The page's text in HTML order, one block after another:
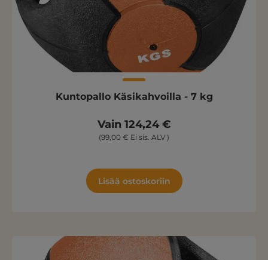
Kuntopallo Käsikahvoilla - 7 kg
Vain 124,24 €
(99,00 € Ei sis. ALV )
Lisää ostoskoriin